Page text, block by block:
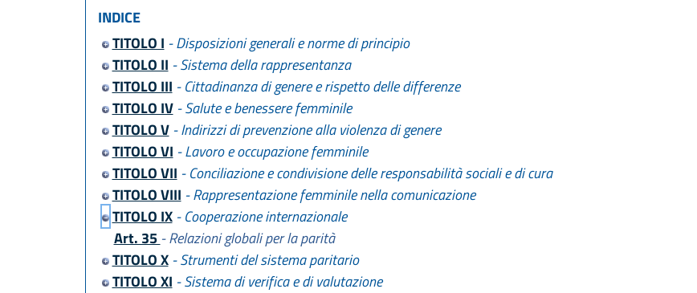
L.R. 14 giugno 2024, n. 7
L.R. 25 luglio 2025, n. 9
L.R. 28 luglio 2026, n. 9
INDICE
TITOLO I - Disposizioni generali e norme di principio
TITOLO II - Sistema della rappresentanza
TITOLO III - Cittadinanza di genere e rispetto delle differenze
TITOLO IV- Salute e benessere femminile
TITOLO V- Indirizzi di prevenzione alla violenza di genere
TITOLO VI - Lavoro e occupazione femminile
TITOLO VII - Conciliazione e condivisione delle responsabilità sociali e di cura
TITOLO VIII - Rappresentazione femminile nella comunicazione
TITOLO IX- Cooperazione internazionale
Art. 35 - Relazioni globali per la parità
TITOLO X- Strumenti del sistema paritario
TITOLO XI - Sistema di verifica e di valutazione